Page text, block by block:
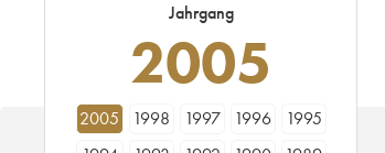
Jahrgang
2005
2005 1998 1997 1996
1995